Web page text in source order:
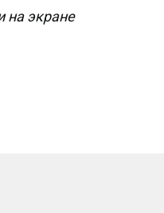
на экране